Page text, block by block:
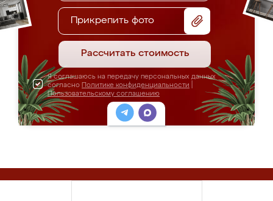
Прикрепить фото
Рассчитать стоимость
Я соглашаюсь на передачу персональных данных
согласно Политике конфиденциальности
Пользовательскому соглашению